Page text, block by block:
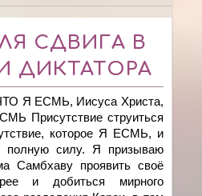
СДВИГА В
ДИКТАТОРА
Я ЕСМЬ, Иисуса Христа,
Присутствие струиться
которое Я ЕСМЬ, и
силу. Я призываю
Самбхаву проявить своё
и добиться мирного